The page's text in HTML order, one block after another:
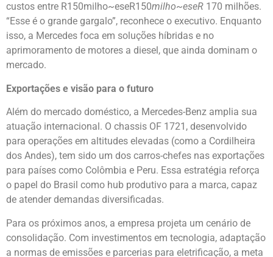
custos entre R150milho~eseR150milho~eseR 170 milhões.
“Esse é o grande gargalo”, reconhece o executivo. Enquanto
isso, a Mercedes foca em soluções híbridas e no
aprimoramento de motores a diesel, que ainda dominam o
mercado.
Exportações e visão para o futuro
Além do mercado doméstico, a Mercedes-Benz amplia sua
atuação internacional. O chassis OF 1721, desenvolvido
para operações em altitudes elevadas (como a Cordilheira
dos Andes), tem sido um dos carros-chefes nas exportações
para países como Colômbia e Peru. Essa estratégia reforça
o papel do Brasil como hub produtivo para a marca, capaz
de atender demandas diversificadas.
Para os próximos anos, a empresa projeta um cenário de
consolidação. Com investimentos em tecnologia, adaptação
a normas de emissões e parcerias para eletrificação, a meta